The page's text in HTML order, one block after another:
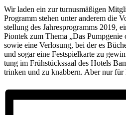
Wir la­den ein zur tur­nus­mä­ßi­gen
Pro­gramm ste­hen un­ter an­de­rem die
stel­lung des Jah­res­pro­gramms 2019,
Piontek zum The­ma „Das Pump­ge­nie
so­wie eine Ver­lo­sung, bei der es
und so­gar eine Fest­spiel­kar­te zu
tung im Früh­stücks­saal des Ho­tels
trin­ken und zu knab­bern. Aber nur